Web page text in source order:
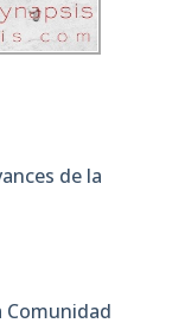
de la
Comunidad